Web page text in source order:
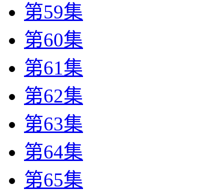
第59集
第60集
第61集
第62集
第63集
第64集
第65集